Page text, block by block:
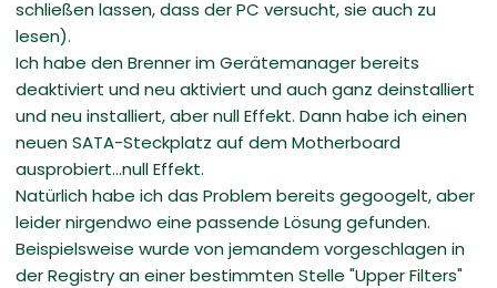
schließen lassen, dass der PC versucht, sie auch zu
lesen).
Ich habe den Brenner im Gerätemanager bereits
deaktiviert und neu aktiviert und auch ganz deinstalliert
und neu installiert, aber null Effekt. Dann habe ich einen
neuen SATA-Steckplatz auf dem Motherboard
ausprobiert...null Effekt.
Natürlich habe ich das Problem bereits gegoogelt, aber
leider nirgendwo eine passende Lösung gefunden.
Beispielsweise wurde von jemandem vorgeschlagen in
der Registry an einer bestimmten Stelle "Upper Filters"